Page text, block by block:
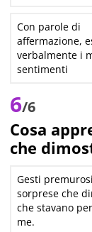
Con parole di
affermazione,
verbalmente i
sentimenti
6/6
Cosa
che
Gesti
sorprese che
che stavano
me.